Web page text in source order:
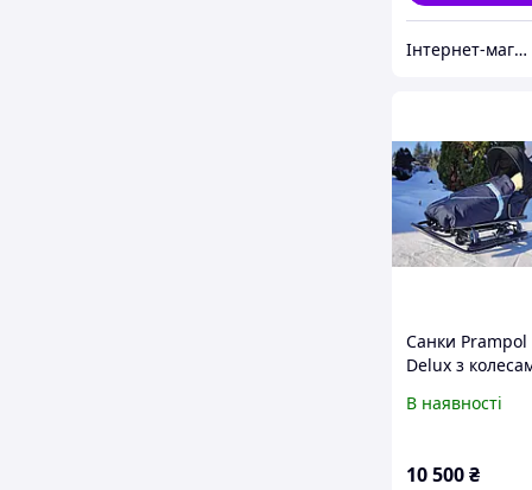
Інтернет-магазин ESKIMO
Санки Prampol
Delux з
В наявності
10 500₴